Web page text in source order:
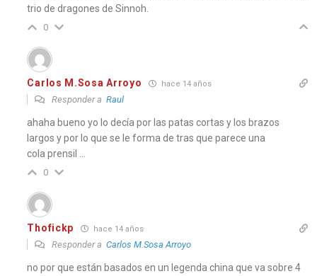
trio de dragones de Sinnoh.
0
Carlos M.Sosa Arroyo hace 14 años
Responder aRaul
ahaha bueno yo lo decía por las patas cortas y los brazos
largos y por lo que se le forma de tras que parece una
cola prensil …
0
Thofickp hace 14 años
Responder aCarlos M.Sosa Arroyo
no por que están basados en un legenda china que va sobre 4